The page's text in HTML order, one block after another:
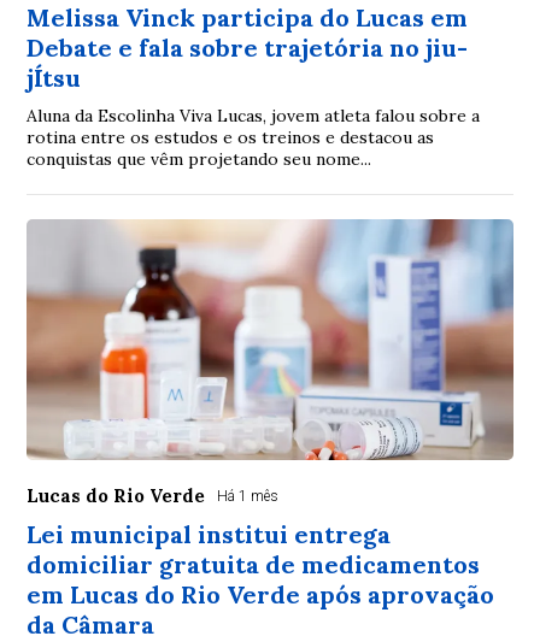
Melissa Vinck participa do Lucas em
Debate e fala sobre trajetória no jiu-
jÍtsu
Aluna da Escolinha Viva Lucas, jovem atleta falou sobre a
rotina entre os estudos e os treinos e destacou as
conquistas que vêm projetando seu nome...
Lucas do Rio Verde Há 1 mês
Lei municipal institui entrega
domiciliar gratuita de medicamentos
em Lucas do Rio Verde após aprovação
da Câmara